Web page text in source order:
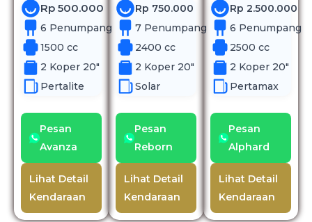
Rp 500.000
6 Penumpang
1500 cc
2 Koper 20"
Pertalite
Pesan
Avanza
Lihat Detail
Kendaraan
Rp 750.000
7 Penumpang
2400 cc
2 Koper 20"
Solar
Pesan
Reborn
Lihat Detail
Kendaraan
Rp 2.500.000
6 Penumpang
2500 cc
2 Koper 20"
Pertamax
Pesan
Alphard
Lihat Detail
Kendaraan